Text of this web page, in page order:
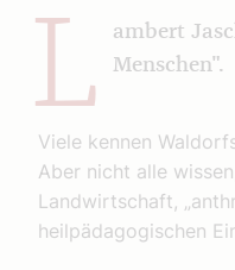
L
ambert
Menschen".
Viele kennen
Aber nicht alle
Landwirtschaft,
heilpädagogischen